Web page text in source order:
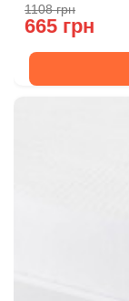
1108 грн
665 грн